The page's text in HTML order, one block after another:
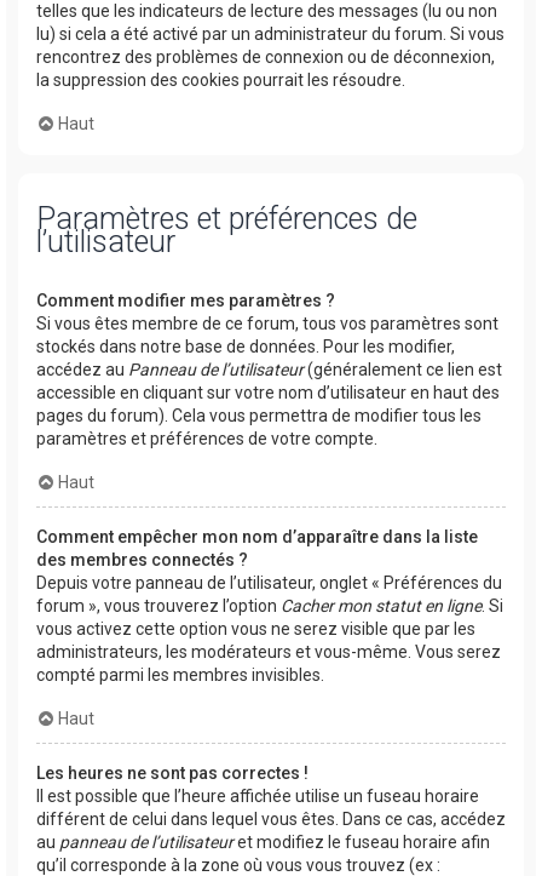
telles que les indicateurs de lecture des messages (lu ou non
lu) si cela a été activé par un administrateur du forum. Si vous
rencontrez des problèmes de connexion ou de déconnexion,
la suppression des cookies pourrait les résoudre.
Haut
Paramètres et préférences de
l’utilisateur
Comment modifier mes paramètres ?
Si vous êtes membre de ce forum, tous vos paramètres sont
stockés dans notre base de données. Pour les modifier,
accédez au Panneau de l’utilisateur(généralement ce lien est
accessible en cliquant sur votre nom d’utilisateur en haut des
pages du forum). Cela vous permettra de modifier tous les
paramètres et préférences de votre compte.
Haut
Comment empêcher mon nom d’apparaître dans la liste
des membres connectés ?
Depuis votre panneau de l’utilisateur, onglet « Préférences du
forum », vous trouverez l’option Cacher mon statut en ligne. Si
vous activez cette option vous ne serez visible que par les
administrateurs, les modérateurs et vous-même. Vous serez
compté parmi les membres invisibles.
Haut
Les heures ne sont pas correctes !
Il est possible que l’heure affichée utilise un fuseau horaire
différent de celui dans lequel vous êtes. Dans ce cas, accédez
au panneau de l’utilisateuret modifiez le fuseau horaire afin
qu’il corresponde à la zone où vous vous trouvez (ex :